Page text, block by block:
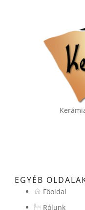
EGYÉB
Főoldal
Rólunk